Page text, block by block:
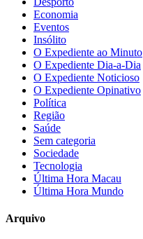
Economia
Eventos
Insólito
O Expediente ao Minuto
O Expediente Dia-a-Dia
O Expediente Noticioso
O Expediente Opinativo
Política
Região
Saúde
Sem categoria
Sociedade
Tecnologia
Última Hora Macau
Última Hora Mundo
Arquivo